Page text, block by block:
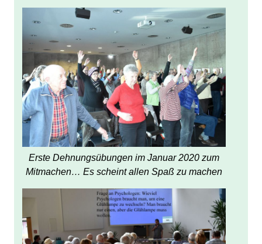
Erste Dehnungsübungen im Januar 2020 zum
Mitmachen… Es scheint allen Spaß zu machen